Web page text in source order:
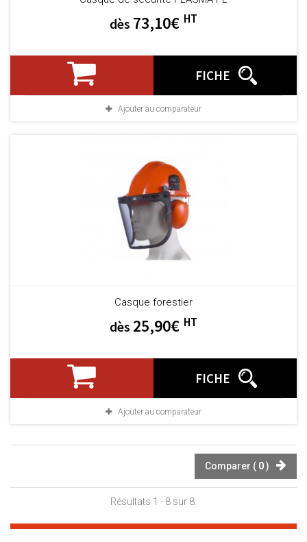
dès 73,10€ HT
FICHE
Ajouter au comparateur
Casque forestier
dès 25,90€ HT
FICHE
Ajouter au comparateur
Comparer ( 0)
Résultats 1 - 8 sur 8.